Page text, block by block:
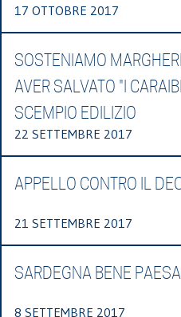
17 OTTOBRE 2017
SOSTENIAMO
AVER SALVATO "I
SCEMPIO EDILIZIO
22 SETTEMBRE 2017
APPELLO CONTRO IL
21 SETTEMBRE 2017
SARDEGNA BENE
8 SETTEMBRE 2017